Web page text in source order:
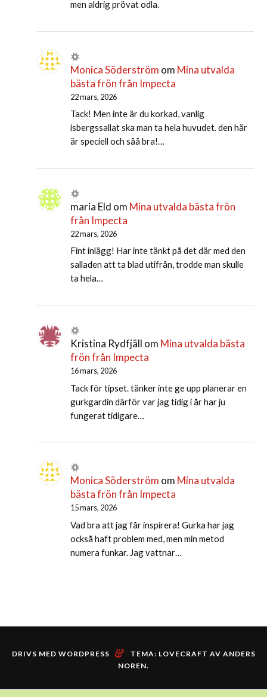
men aldrig prövat odla.
Monica Söderström om Mina utvalda
bästa frön från Impecta
22 mars, 2026
Tack! Men inte är du korkad, vanlig
isbergssallat ska man ta hela huvudet. den här
är speciell och såå bra!…
maria Eld om Mina utvalda bästa frön
från Impecta
22 mars, 2026
Fint inlägg! Har inte tänkt på det där med den
salladen att ta blad utifrån, trodde man skulle
ta hela…
Kristina Rydfjäll om Mina utvalda bästa
frön från Impecta
16 mars, 2026
Tack för tipset. tänker inte ge upp planerar en
gurkgardin därför var jag tidig i år har ju
fungerat tidigare…
Monica Söderström om Mina utvalda
bästa frön från Impecta
15 mars, 2026
Vad bra att jag får inspirera! Gurka har jag
också haft problem med, men min metod
numera funkar. Jag vattnar…
DRIVS MED WORDPRESS & TEMA: LOVECRAFT AV ANDERS
NOREN.